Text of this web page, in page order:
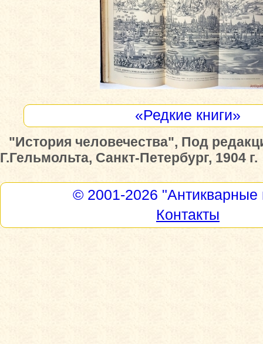
«Редкие книги»
"История человечества", Под
Г.Гельмольта, Санкт-Петербург, 1904 г.
© 2001-2026 "Антикварные
Контакты